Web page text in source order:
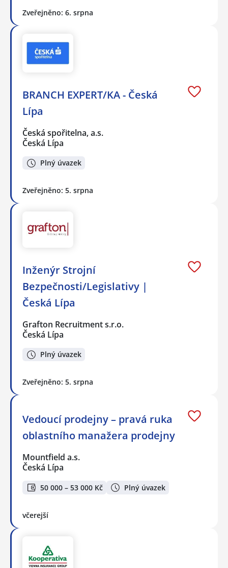
Zveřejněno: 6. srpna
BRANCH EXPERT/KA - Česká
Lípa
Česká spořitelna, a.s.
Česká Lípa
Plný úvazek
Zveřejněno: 5. srpna
Inženýr Strojní
Bezpečnosti/Legislativy |
Česká Lípa
Grafton Recruitment s.r.o.
Česká Lípa
Plný úvazek
Zveřejněno: 5. srpna
Vedoucí prodejny – pravá ruka
oblastního manažera prodejny
Mountfield a.s.
Česká Lípa
50 000 – 53 000 Kč Plný úvazek
včerejší